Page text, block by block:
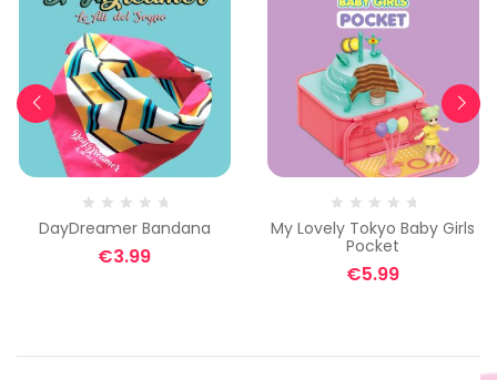
DayDreamer Bandana
€3.99
My Lovely Tokyo Baby Girls
Pocket
€5.99